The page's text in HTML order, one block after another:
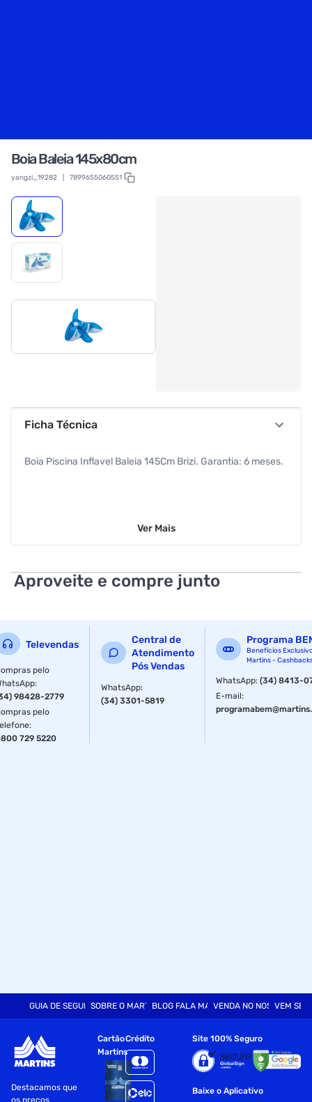
Boia Baleia 145x80cm
yangzi_19282 7899655060551
Ficha Técnica
Boia Piscina Inflavel Baleia 145Cm Brizi. Garantia: 6 meses.
Ver Mais
Aproveite e compre junto
Televendas
pelo
:
98428-2779
pelo
:
729 5220
Central de
Atendimento
Pós Vendas
WhatsApp:
(34) 3301-5819
Programa
Benefícios
Martins -
WhatsApp:(34) 8413-
E-mail:
GUIA DE SEGURANÇASOBRE O MARTINSBLOG FALA MARTVENDA NO NOSSO SITE
VEM SER
Destacamos que
os preços
Cartão
Martins
Crédito Site 100% Seguro
Baixe o Aplicativo